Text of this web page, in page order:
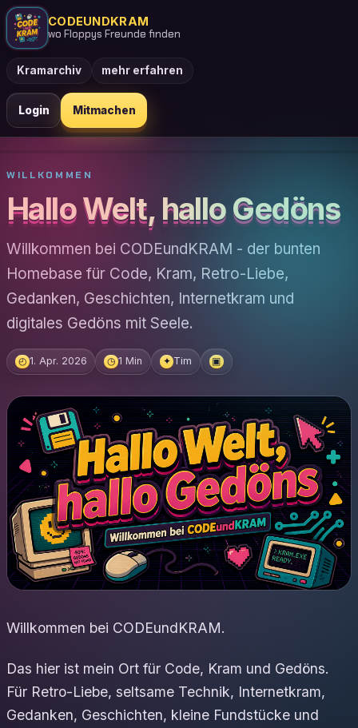
CODEUNDKRAM
wo Floppys Freunde finden
Kramarchiv mehr erfahren
Login Mitmachen
WILLKOMMEN
Hallo Welt, hallo Gedöns
Willkommen bei CODEundKRAM - der bunten
Homebase für Code, Kram, Retro-Liebe,
Gedanken, Geschichten, Internetkram und
digitales Gedöns mit Seele.
◴ 1. Apr. 2026 ◷ 1 Min ✦ Tim ▣
Willkommen bei CODEundKRAM.
Das hier ist mein Ort für Code, Kram und Gedöns.
Für Retro-Liebe, seltsame Technik, Internetkram,
Gedanken, Geschichten, kleine Fundstücke und